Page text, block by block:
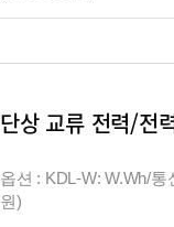
단상 교류 전력/전
옵션 : KDL-W: W.Wh/통
원)